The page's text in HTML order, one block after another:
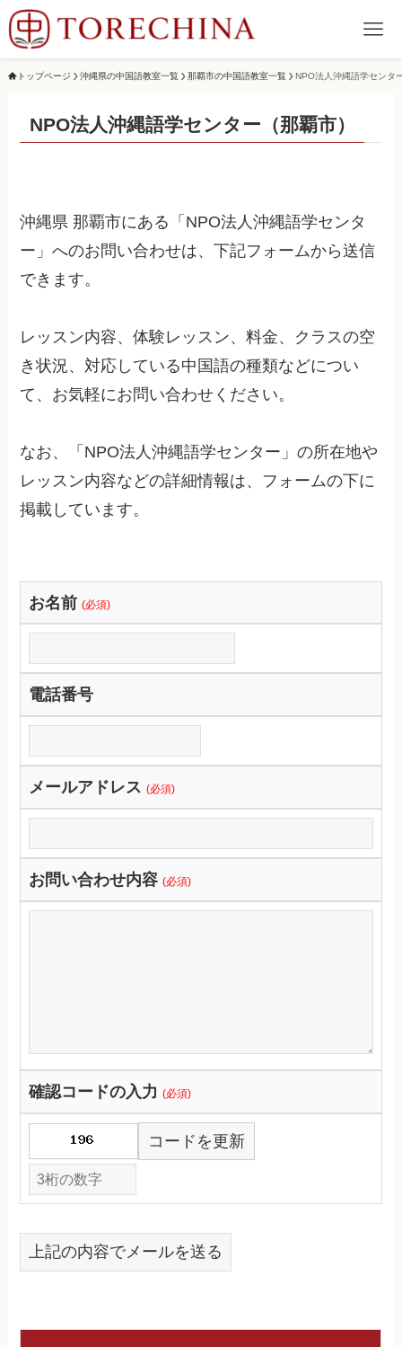
トップページ 沖縄県の中国語教室一覧 那覇市の中国語教室一覧 NPO法人沖縄語学センタ
NPO法人沖縄語学センター（那覇市）
沖縄県 那覇市にある「NPO法人沖縄語学センタ
ー」へのお問い合わせは、下記フォームから送信
できます。
レッスン内容、体験レッスン、料金、クラスの空
き状況、対応している中国語の種類などについ
て、お気軽にお問い合わせください。
なお、「NPO法人沖縄語学センター」の所在地や
レッスン内容などの詳細情報は、フォームの下に
掲載しています。
お名前 (必須)
電話番号
メールアドレス (必須)
お問い合わせ内容 (必須)
確認コードの入力(必須)
コードを更新
上記の内容でメールを送る